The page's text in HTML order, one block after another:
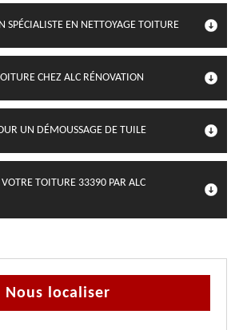
SPÉCIALISTE EN NETTOYAGE TOITURE
CHEZ ALC RÉNOVATION
UN DÉMOUSSAGE DE TUILE
TOITURE 33390 PAR ALC
Nous localiser